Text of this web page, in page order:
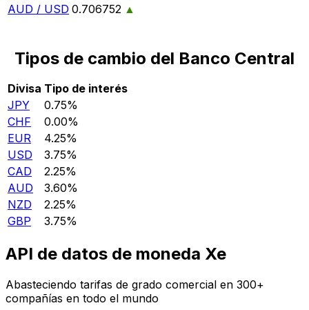
AUD / USD 0.706752 ▲
Tipos de cambio del Banco Central
Divisa Tipo de interés
JPY
0.75%
CHF
0.00%
EUR
4.25%
USD
3.75%
CAD
2.25%
AUD
3.60%
NZD
2.25%
GBP
3.75%
API de datos de moneda Xe
Abasteciendo tarifas de grado comercial en 300+
compañías en todo el mundo